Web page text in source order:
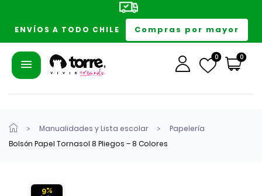
ENVÍOS A TODO CHILE Compras por mayor
0 0
Manualidades y Lista escolar
Papelería
Bolsón Papel Tornasol 8 Pliegos – 8 Colores
9%